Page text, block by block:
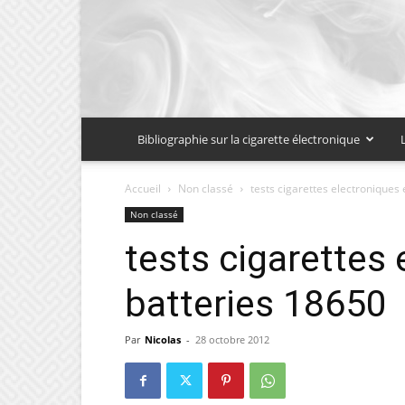
Bibliographie sur la cigarette électronique
Accueil Non classé tests cigarettes electroniques
Non classé
tests cigarettes
batteries 18650
Par Nicolas - 28 octobre 2012